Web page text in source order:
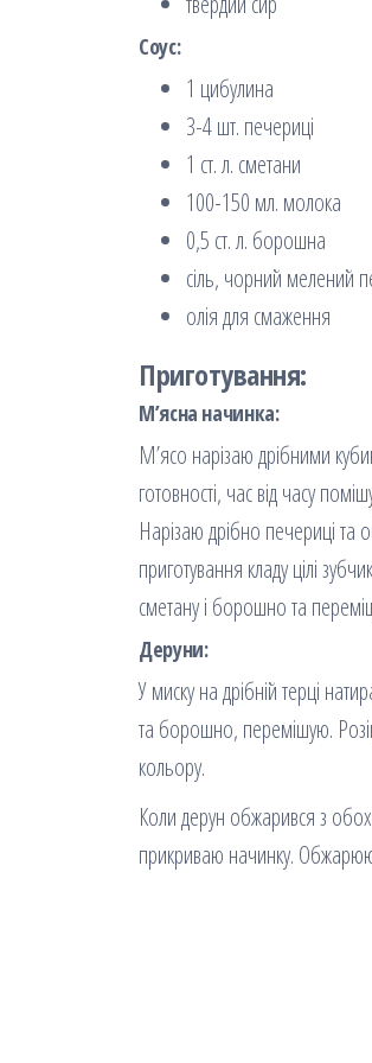
Соус:
1 цибулина
3-4 шт. печериці
1 ст. л. сметани
100-150 мл. молока
0,5 ст. л. борошна
сіль, чорний мелений
олія для смаження
Приготування:
М’ясна начинка:
М’ясо нарізаю дрібними
готовності, час від часу
Нарізаю дрібно печериці та
приготування кладу цілі
сметану і борошно та
Деруни:
У миску на дрібній терці
та борошно, перемішую.
кольору.
Коли дерун обжарився з
прикриваю начинку. Обжарюю